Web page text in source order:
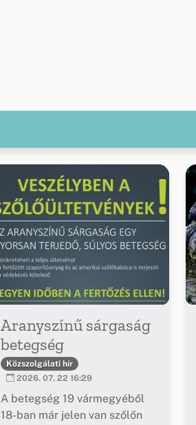
Aranyszínű sárgaság
betegség
Közszolgálati hír
2026. 07. 22 16:29
A betegség 19 vármegyéből
18-ban már jelen van szőlőn